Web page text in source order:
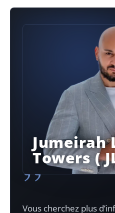
Jumeirah
Towers​ (
”
Vous cherchez plus